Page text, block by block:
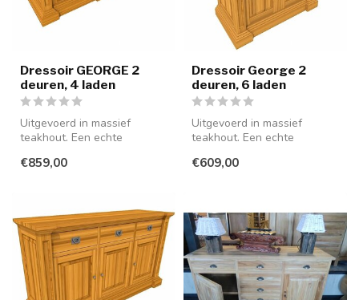
Dressoir GEORGE 2
deuren, 4 laden
Uitgevoerd in massief
teakhout. Een echte
€859,00
Dressoir George 2
deuren, 6 laden
Uitgevoerd in massief
teakhout. Een echte
€609,00